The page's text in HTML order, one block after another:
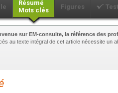
Résumé
Mots clés
Figures
sur EM-consulte, la référence des
au texte intégral de cet article nécessite un